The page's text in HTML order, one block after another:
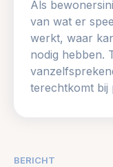
Als
van wat er
werkt, waar
nodig hebben.
terechtkomt bij
BERICHT